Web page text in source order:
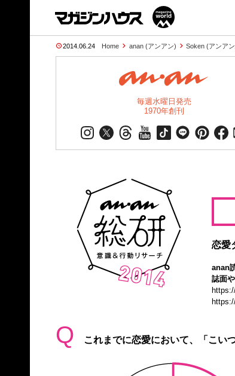
2014.06.24 Home anan (アンアン) Soken (アンア
毎週水曜日発売
1970年創刊
恋愛
anan
誌面
Q これまでに恋愛において、「こい